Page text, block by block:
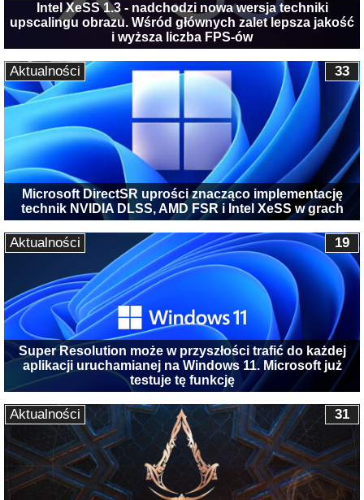
Intel XeSS 1.3 - nadchodzi nowa wersja techniki
upscalingu obrazu. Wśród głównych zalet lepsza jakość
i wyższa liczba FPS-ów
Microsoft DirectSR uprości znacząco implementację
technik NVIDIA DLSS, AMD FSR i Intel XeSS w grach
33
Aktualności
Super Resolution może w przyszłości trafić do każdej
aplikacji uruchamianej na Windows 11. Microsoft już
testuje tę funkcję
19
Aktualności
31
Aktualności